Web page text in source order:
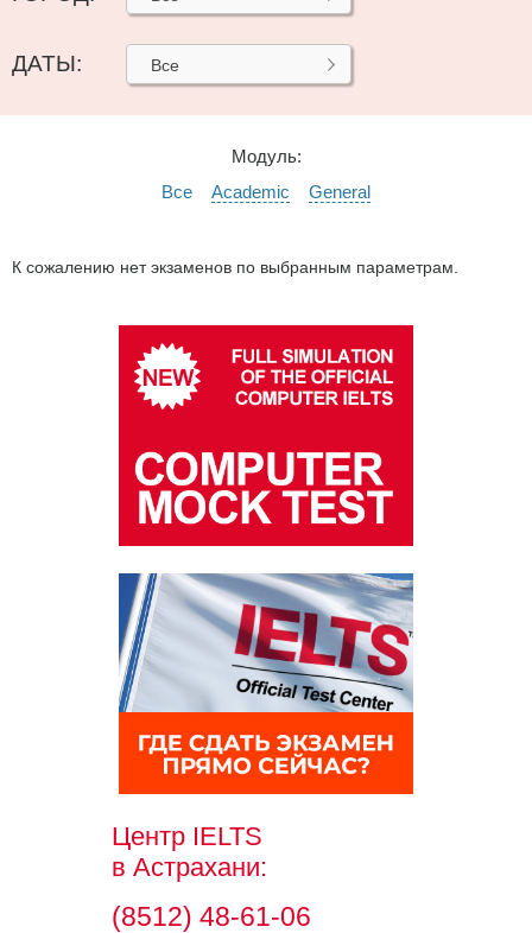
ДАТЫ: Все
Модуль:
Все
Academic General
К сожалению нет экзаменов по выбранным параметрам.
Центр IELTS
в Астрахани:
(8512) 48-61-06